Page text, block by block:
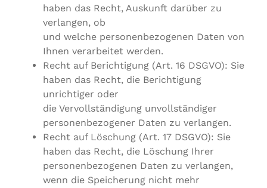
haben das Recht, Auskunft darüber zu
verlangen, ob
und welche personenbezogenen Daten von
Ihnen verarbeitet werden.
Recht auf Berichtigung (Art. 16 DSGVO): Sie
haben das Recht, die Berichtigung
unrichtiger oder
die Vervollständigung unvollständiger
personenbezogener Daten zu verlangen.
Recht auf Löschung (Art. 17 DSGVO): Sie
haben das Recht, die Löschung Ihrer
personenbezogenen Daten zu verlangen,
wenn die Speicherung nicht mehr